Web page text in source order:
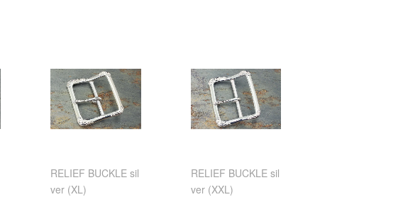
RELIEF BUCKLE sil
ver (XL)
RELIEF BUCKLE sil
ver (XXL)